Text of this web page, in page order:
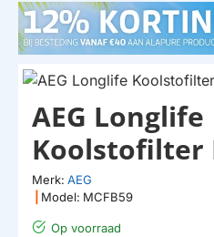
e
Op voorraad
AEG Longlife
Koolstofilter
Merk: AEG
Model: MCFB59